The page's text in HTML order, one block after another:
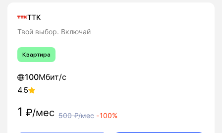
ТТК
Твой выбор. Включай
Квартира
100Мбит/с
4.5
1 ₽/мес 500₽/мес -100%